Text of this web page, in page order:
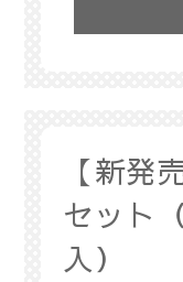
【新発
セット
入）